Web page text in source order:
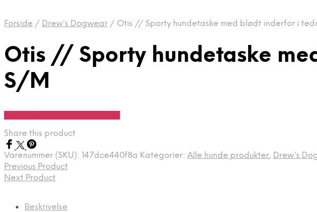
Forside / Drew's Dogwear / Otis // Sporty hundetaske med blødt inderfor i
Otis // Sporty hundetaske
S/M
Share this product
Varenummer (SKU): 147dce440f8a Kategorier: Alle hunde produkter, Drew's
Previous Product
Next Product
Beskrivelse